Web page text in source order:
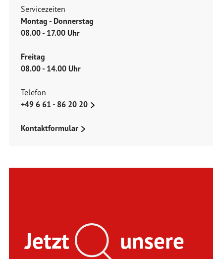
Servicezeiten
Montag - Donnerstag
08.00 - 17.00 Uhr
Freitag
08.00 - 14.00 Uhr
Telefon
+49 6 61 - 86 20 20
Kontaktformular
Jetzt
unsere